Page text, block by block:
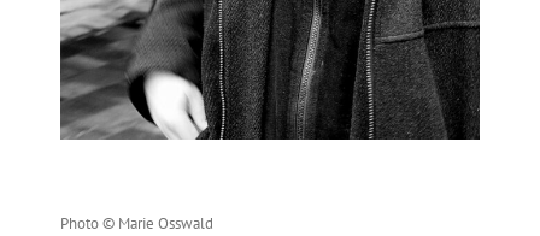
Photo © Marie Osswald